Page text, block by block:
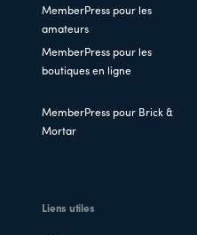
MemberPress pour les
amateurs
MemberPress pour les
boutiques en ligne
MemberPress pour Brick &
Mortar
Liens utiles